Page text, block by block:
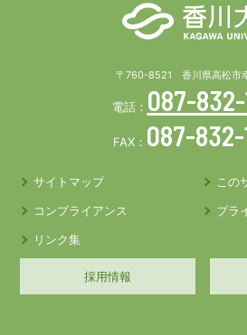
〒760-8521 香川県高松市
電話： 087-
FAX： 087-832-
サイトマップ
この
コンプライアンス
プラ
リンク集
採用情報